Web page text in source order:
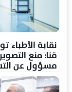
نقابة
قنا: منع
مسؤول عن